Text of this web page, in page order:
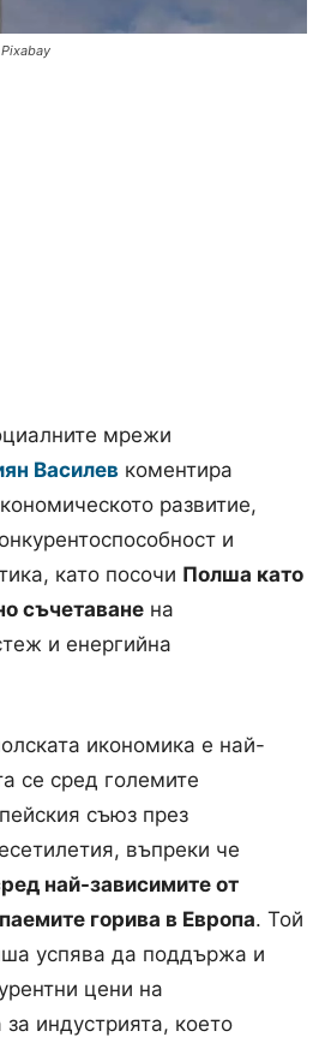
мрежи
Василев коментира
развитие,
и
като посочи Полша като
съчетаване на
и енергийна
икономика е най-
се сред големите
съюз през
въпреки че
най-зависимите от
горива в Европа. Той
успява да поддържа и
цени на
за индустрията, което